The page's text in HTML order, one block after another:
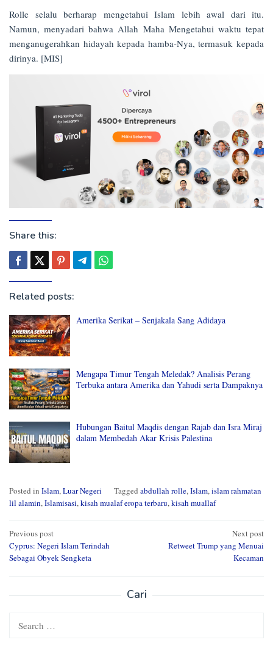
Rolle selalu berharap mengetahui Islam lebih awal dari itu.
Namun, menyadari bahwa Allah Maha Mengetahui waktu tepat
menganugerahkan hidayah kepada hamba-Nya, termasuk kepada
dirinya. [MIS]
Share this:
Related posts:
Amerika Serikat – Senjakala Sang Adidaya
Mengapa Timur Tengah Meledak? Analisis Perang
Terbuka antara Amerika dan Yahudi serta Dampaknya
Hubungan Baitul Maqdis dengan Rajab dan Isra Miraj
dalam Membedah Akar Krisis Palestina
Posted in Islam,Luar Negeri Tagged abdullah rolle,Islam,islam rahmatan
lil alamin,Islamisasi,kisah mualaf eropa terbaru,kisah muallaf
Post
navigation
Previous post
Cyprus: Negeri Islam Terindah
Sebagai Obyek Sengketa
Next post
Retweet Trump yang Menuai
Kecaman
Cari